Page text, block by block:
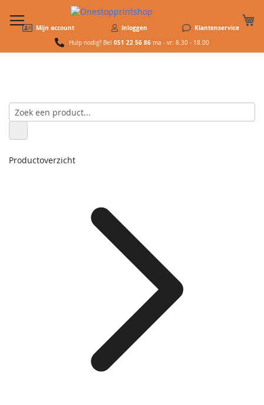
Mijn account Inloggen Klantenservice
Hulp nodig? Bel 051 22 56 86 ma - vr: 8.30 - 18.00
Productoverzicht